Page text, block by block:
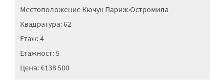
Местоположение Кючук Париж›Остромила
Квадратура: 62
Етаж: 4
Етажност: 5
Цена: €138 500